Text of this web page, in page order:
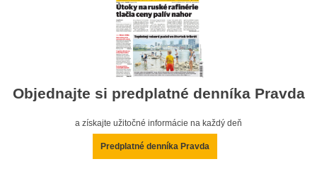
Objednajte si predplatné denníka Pravda
a získajte užitočné informácie na každý deň
Predplatné denníka Pravda